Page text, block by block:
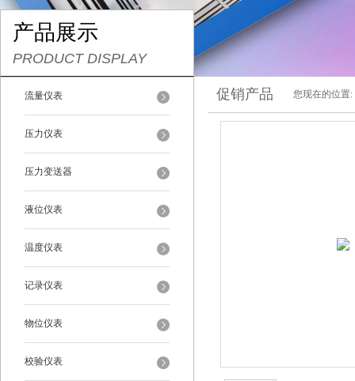
产品展示
PRODUCT DISPLAY
流量仪表
压力仪表
压力变送器
液位仪表
温度仪表
记录仪表
物位仪表
校验仪表
促销产品 您现在的位置: